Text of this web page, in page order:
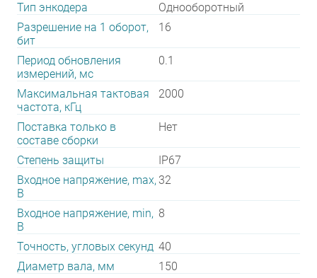
Тип энкодера
Однооборотный
Разрешение на 1 оборот,
бит
16
Период обновления
измерений, мс
0.1
Максимальная тактовая
частота, кГц
2000
Поставка только в
составе сборки
Нет
Степень защиты
IP67
Входное напряжение, max,
В
32
Входное напряжение, min,
В
8
Точность, угловых секунд 40
Диаметр вала, мм
150